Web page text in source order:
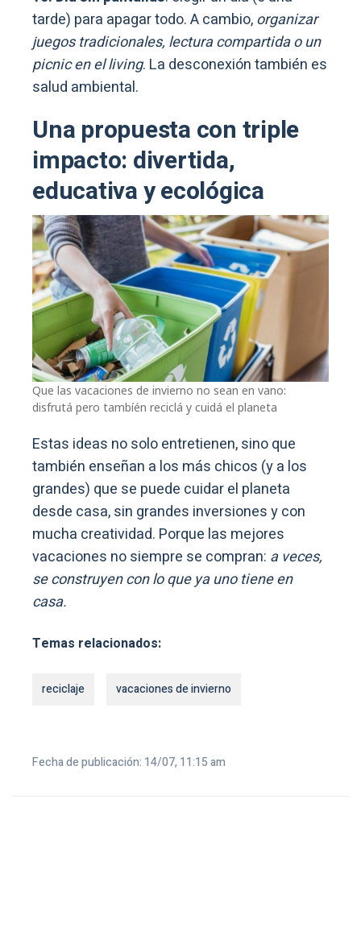
tarde) para apagar todo. A cambio,organizar
juegos tradicionales, lectura compartida o un
picnic en el living. La desconexión también es
salud ambiental.
Una propuesta con triple
impacto: divertida,
educativa y ecológica
Que las vacaciones de invierno no sean en vano:
disfrutá pero tambíén reciclá y cuidá el planeta
Estas ideas no solo entretienen, sino que
también enseñan a los más chicos (y a los
grandes) que se puede cuidar el planeta
desde casa, sin grandes inversiones y con
mucha creatividad. Porque las mejores
vacaciones no siempre se compran: a veces,
se construyen con lo que ya uno tiene en
casa.
Temas relacionados:
reciclaje vacaciones de invierno
Fecha de publicación: 14/07, 11:15 am